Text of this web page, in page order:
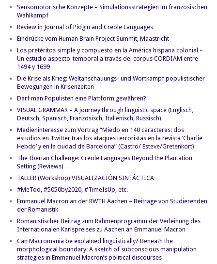
Sensomotorische Konzepte – Simulationsstrategien im französischen
Wahlkampf
Review in Journal of Pidgin and Creole Languages
Eindrücke vom Human Brain Project Summit, Maastricht
Los pretéritos simple y compuesto en la América hispana colonial –
Un estudio aspecto-temporal a través del corpus CORDIAM entre
1494 y 1699
Die Krise als Krieg: Weltanschauungs- und Wortkampf populistischer
Bewegungen in Krisenzeiten
Darf man Populisten eine Plattform gewähren?
VISUAL GRAMMAR – A journey through linguistic space (Englisch,
Deutsch, Spanisch, Französisch, Italienisch, Russisch)
Medieninteresse zum Vortrag “Miedo en 140 caracteres: dos
estudios en Twitter tras los ataques terroristas en la revista ‘Charlie
Hebdo’ y en la ciudad de Barcelona” (Castro/ Esteve/Gretenkort)
The Iberian Challenge: Creole Languages Beyond the Plantation
Setting (Reviews)
TALLER (Workshop) VISUALIZACIÓN SINTÁCTICA
#MeToo, #5050by2020, #TimeIsUp, etc.
Emmanuel Macron an der RWTH Aachen – Beiträge von Studierenden
der Romanistik
Romanistischer Beitrag zum Rahmenprogramm der Verleihung des
Internationalen Karlspreises zu Aachen an Emmanuel Macron
Can Macromania be explained linguistically? Beneath the
morphological boundary: A sketch of subconscious manipulation
strategies in Emmanuel Macron’s political discourses